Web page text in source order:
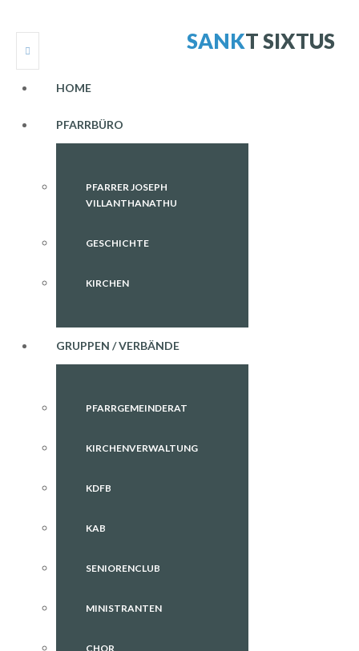
SANKTSIXTUS
HOME
PFARRBÜRO
PFARRER JOSEPH
VILLANTHANATHU
GESCHICHTE
KIRCHEN
GRUPPEN / VERBÄNDE
PFARRGEMEINDERAT
KIRCHENVERWALTUNG
KDFB
KAB
SENIORENCLUB
MINISTRANTEN
CHOR